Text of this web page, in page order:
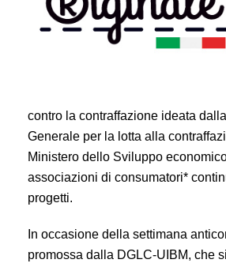
contro la contraffazione ideata
Generale per la lotta alla
Ministero dello Sviluppo
associazioni di consumatori*
progetti.
In occasione della settimana
promossa dalla DGLC-UIBM, che